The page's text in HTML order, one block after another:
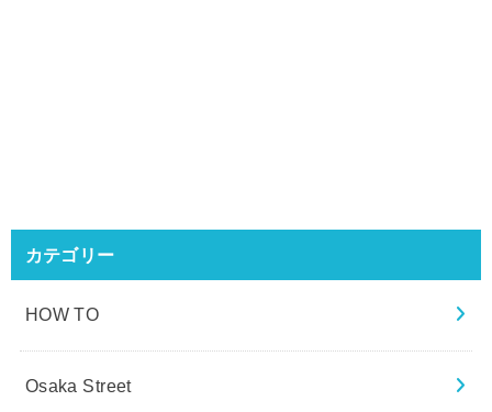
カテゴリー
HOW TO
Osaka Street